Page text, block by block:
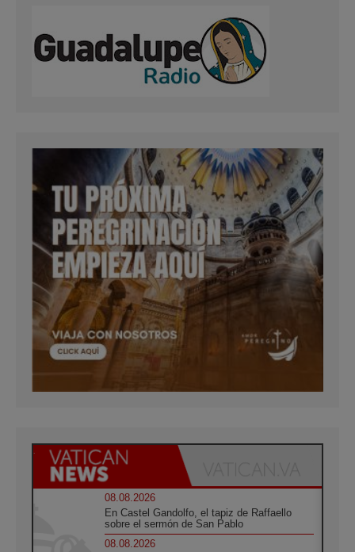
08.08.2026
En Castel Gandolfo, el tapiz de Raffaello
sobre el sermón de San Pablo
08.08.2026